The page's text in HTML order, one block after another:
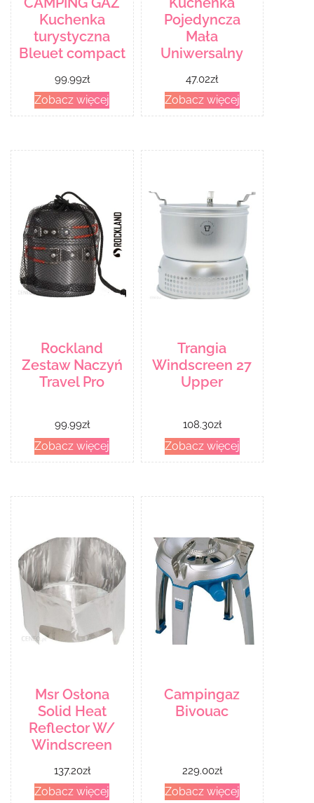
Kuchenka
turystyczna
Bleuet compact
99.99zł
Zobacz więcej
Pojedyncza
Mała
Uniwersalny
47.02zł
Zobacz więcej
Rockland
Zestaw Naczyń
Travel Pro
99.99zł
Zobacz więcej
Trangia
Windscreen 27
Upper
108.30zł
Zobacz więcej
Msr Osłona
Solid Heat
Reflector W/
Windscreen
137.20zł
Zobacz więcej
Campingaz
Bivouac
229.00zł
Zobacz więcej